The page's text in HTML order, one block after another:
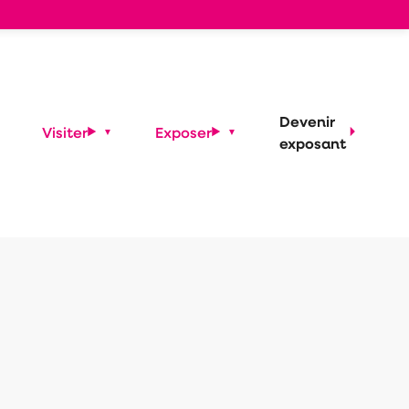
Visiter Exposer
Devenir
exposant